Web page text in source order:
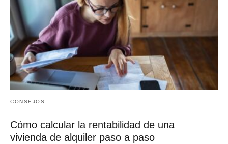
CONSEJOS
Cómo calcular la rentabilidad de una
vivienda de alquiler paso a paso